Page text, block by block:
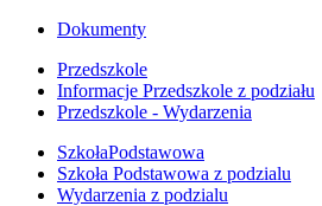
Dokumenty
Przedszkole
Informacje Przedszkole z podziału
Przedszkole - Wydarzenia
SzkołaPodstawowa
Szkoła Podstawowa z podzialu
Wydarzenia z podzialu